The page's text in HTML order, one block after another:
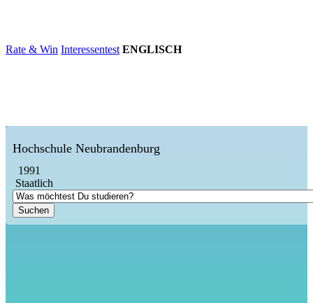
Rate & Win Interessentest ENGLISCH
Hochschule Neubrandenburg
1991
Staatlich